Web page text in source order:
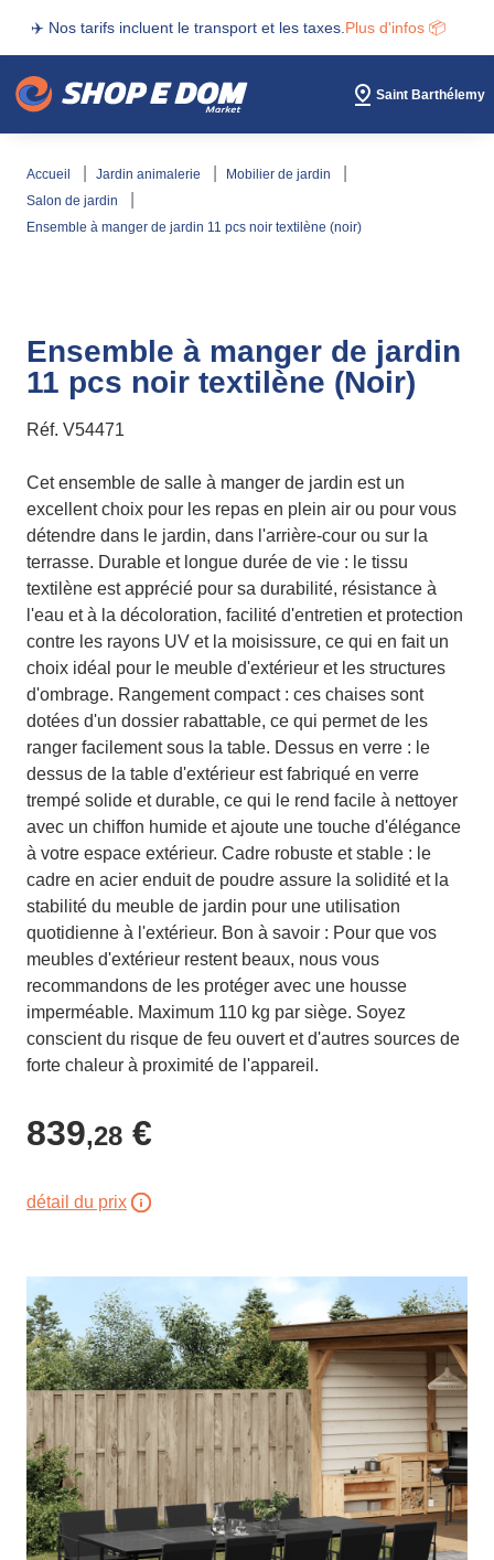
✈️ Nos tarifs incluent le transport et les taxes. Plus d'infos 📦
Saint Barthélemy
accueil jardin animalerie
mobilier de jardin
salon de jardin
ensemble à manger de jardin 11 pcs noir textilène (noir)
Ensemble à manger de jardin
11 pcs noir textilène (Noir)
Réf. V54471
Cet ensemble de salle à manger de jardin est un
excellent choix pour les repas en plein air ou pour vous
détendre dans le jardin, dans l'arrière-cour ou sur la
terrasse. Durable et longue durée de vie : le tissu
textilène est apprécié pour sa durabilité, résistance à
l'eau et à la décoloration, facilité d'entretien et protection
contre les rayons UV et la moisissure, ce qui en fait un
choix idéal pour le meuble d'extérieur et les structures
d'ombrage. Rangement compact : ces chaises sont
dotées d'un dossier rabattable, ce qui permet de les
ranger facilement sous la table. Dessus en verre : le
dessus de la table d'extérieur est fabriqué en verre
trempé solide et durable, ce qui le rend facile à nettoyer
avec un chiffon humide et ajoute une touche d'élégance
à votre espace extérieur. Cadre robuste et stable : le
cadre en acier enduit de poudre assure la solidité et la
stabilité du meuble de jardin pour une utilisation
quotidienne à l'extérieur. Bon à savoir : Pour que vos
meubles d'extérieur restent beaux, nous vous
recommandons de les protéger avec une housse
imperméable. Maximum 110 kg par siège. Soyez
conscient du risque de feu ouvert et d'autres sources de
forte chaleur à proximité de l'appareil.
839,28 €
détail du prix